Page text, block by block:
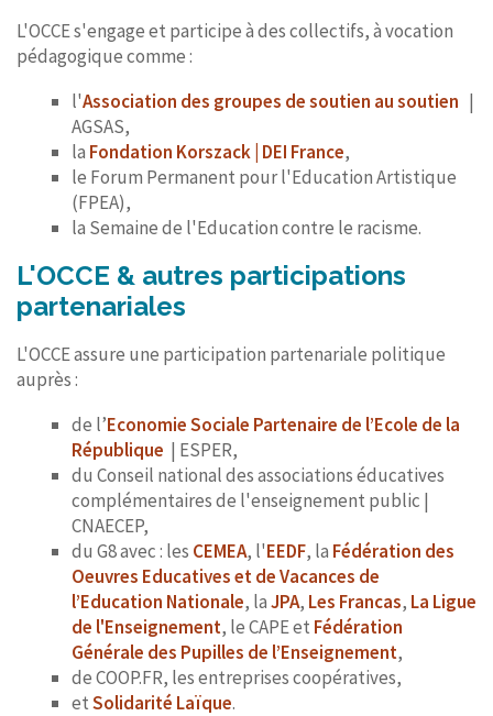
L'OCCE s'engage et participe à des collectifs, à vocation
pédagogique comme :
l'Association des groupes de soutien au soutien |
AGSAS,
la Fondation Korszack | DEI France,
le Forum Permanent pour l'Education Artistique
(FPEA),
la Semaine de l'Education contre le racisme.
L'OCCE & autres participations
partenariales
L'OCCE assure une participation partenariale politique
auprès :
de l’Economie Sociale Partenaire de l’Ecole de la
République | ESPER,
du Conseil national des associations éducatives
complémentaires de l'enseignement public |
CNAECEP,
du G8 avec : les CEMEA, l'EEDF, la Fédération des
Oeuvres Educatives et de Vacances de
l’Education Nationale, laJPA, Les Francas, La Ligue
de l'Enseignement, le CAPE et Fédération
Générale des Pupilles de l’Enseignement,
de COOP.FR, les entreprises coopératives,
etSolidarité Laïque.